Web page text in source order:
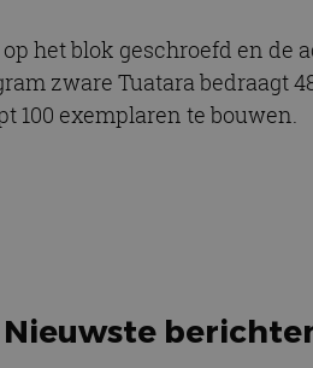
het blok geschroefd en
zware Tuatara
100 exemplaren te bouwen.
Nieuwste